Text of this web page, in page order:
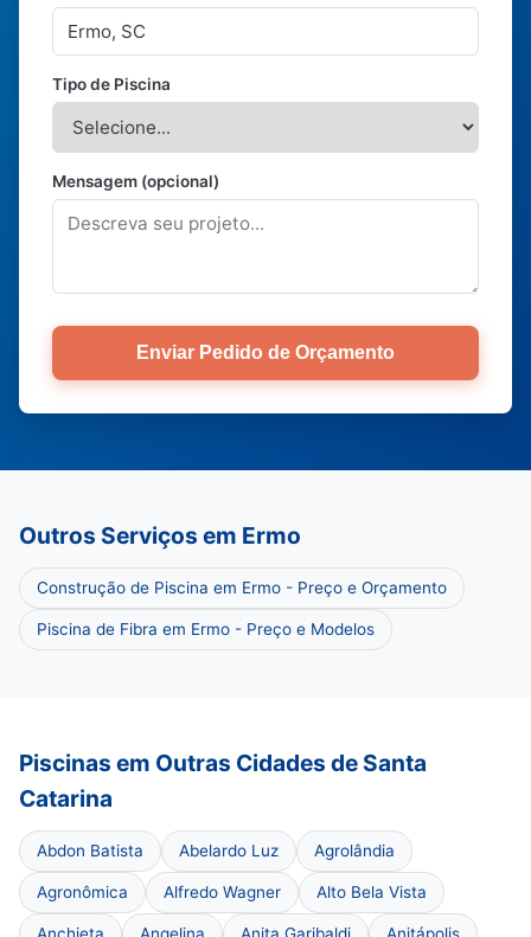
Tipo de Piscina
Mensagem (opcional)
Enviar Pedido de Orçamento
Outros Serviços em Ermo
Construção de Piscina em Ermo - Preço e Orçamento
Piscina de Fibra em Ermo - Preço e Modelos
Piscinas em Outras Cidades de Santa
Catarina
Abdon Batista Abelardo Luz Agrolândia
Agronômica Alfredo Wagner Alto Bela Vista